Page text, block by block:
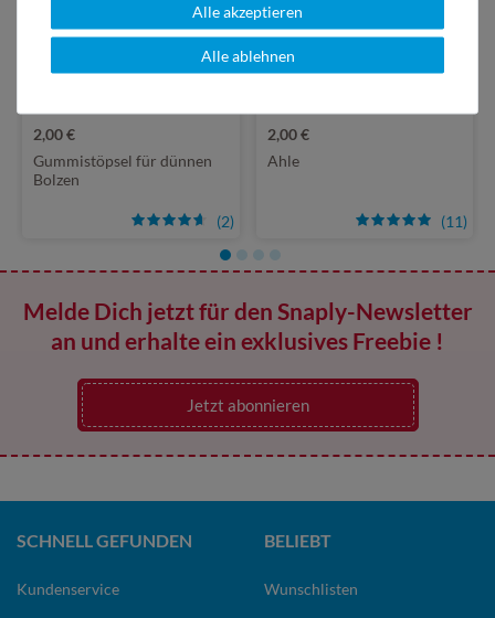
(2)
2,00 €
Gummistöpsel für dünnen
Bolzen
(11)
2,00 €
Ahle
Melde Dich jetzt für den Snaply-Newsletter
an und erhalte ein exklusives Freebie !
Jetzt abonnieren
Alle akzeptieren
Alle ablehnen
SCHNELL GEFUNDEN
Kundenservice
BELIEBT
Wunschlisten